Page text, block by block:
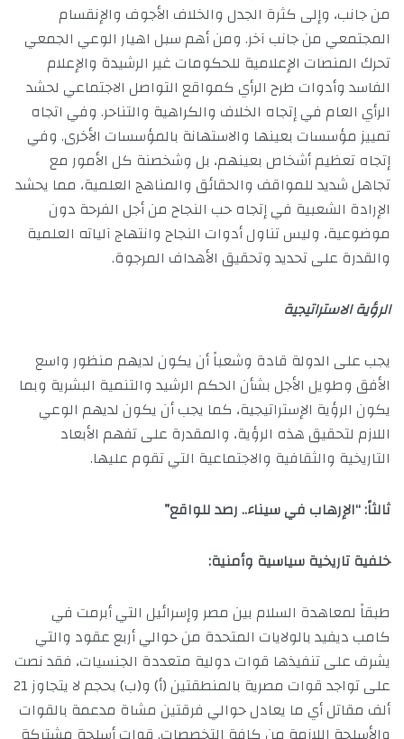
من جانب، وإلى كثرة الجدل والخلاف الأجوف والإنقسام
المجتمعي من جانب آخر. ومن أهم سبل اهيار الوعي الجمعي
تحرك المنصات الإعلامية للحكومات غير الرشيدة والإعلام
الفاسد وأدوات طرح الرأي كمواقع التواصل الاجتماعي لحشد
الرأي العام في إتجاه الخلاف والكراهية والتناحر. وفي اتجاه
تمييز مؤسسات بعينها والاستهانة بالمؤسسات الأخرى. وفي
إتجاه تعظيم أشخاص بعينهم، بل وشخصنة كل الأمور مع
تجاهل شديد للمواقف والحقائق والمناهج العلمية، مما يحشد
الإرادة الشعبية في إتجاه حب النجاح من أجل الفرحة دون
موضوعية، وليس تناول أدوات النجاح وانتهاج آلياته العلمية
والقدرة على تحديد وتحقيق الأهداف المرجوة.
الرؤية الاستراتيجية
يجب على الدولة قادة وشعباً أن يكون لديهم منظور واسع
الأفق وطويل الأجل بشأن الحكم الرشيد والتنمية البشرية وبما
يكون الرؤية الإستراتيجية، كما يجب أن يكون لديهم الوعي
اللازم لتحقيق هذه الرؤية، والمقدرة على تفهم الأبعاد
التاريخية والثقافية والاجتماعية التي تقوم عليها.
ثالثاً: “الإرهاب في سيناء.. رصد للواقع”
خلفية تاريخية سياسية وأمنية:
طبقاً لمعاهدة السلام بين مصر وإسرائيل التي أبرمت في
كامب ديفيد بالولايات المتحدة من حوالي أربع عقود والتي
يشرف على تنفيذها قوات دولية متعددة الجنسيات، فقد نصت
على تواجد قوات مصرية بالمنطقتين (أ) و(ب) بحجم لا يتجاوز 21
ألف مقاتل أي ما يعادل حوالي فرقتين مشاة مدعمة بالقوات